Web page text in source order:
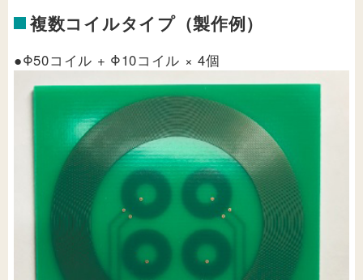
複数コイルタイプ（製作例）
●Φ50コイル + Φ10コイル × 4個